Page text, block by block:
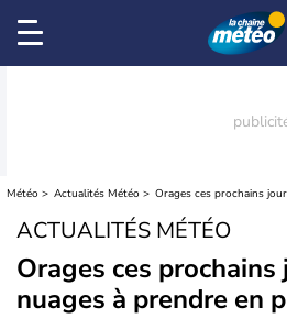
Météo Actualités Météo Orages ces prochains
ACTUALITÉS MÉTÉO
Orages ces prochains
nuages à prendre en